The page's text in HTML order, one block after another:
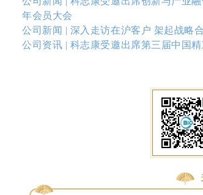
年会员大会
公司新闻 | 深入走访在沪客户 架起战略
公司资讯 | 科志康受邀出席第三届中国